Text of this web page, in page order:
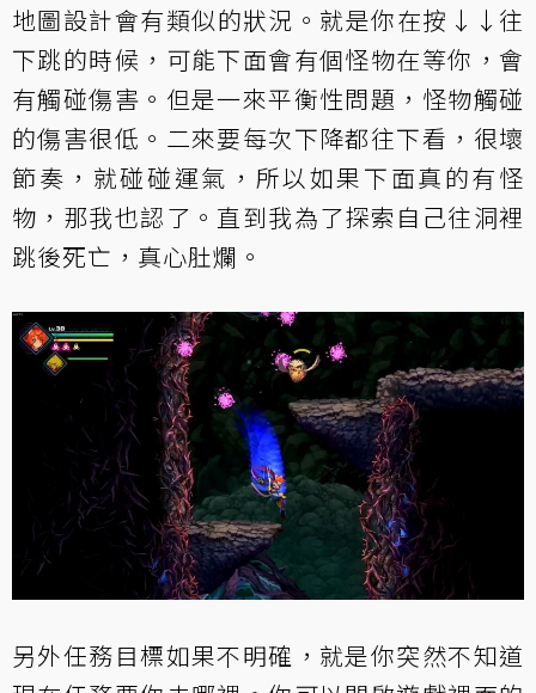
地圖設計會有類似的狀況。就是你在按↓↓往
下跳的時候，可能下面會有個怪物在等你，會
有觸碰傷害。但是一來平衡性問題，怪物觸碰
的傷害很低。二來要每次下降都往下看，很壞
節奏，就碰碰運氣，所以如果下面真的有怪
物，那我也認了。直到我為了探索自己往洞裡
跳後死亡，真心肚爛。
另外任務目標如果不明確，就是你突然不知道